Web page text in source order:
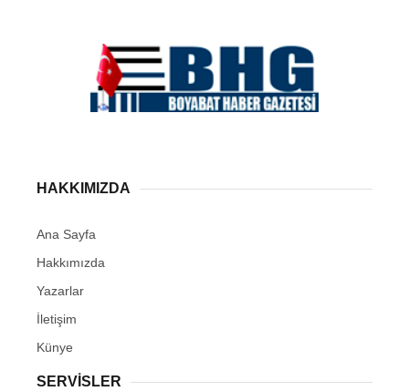
HAKKIMIZDA
Ana Sayfa
Hakkımızda
Yazarlar
İletişim
Künye
SERVISLER